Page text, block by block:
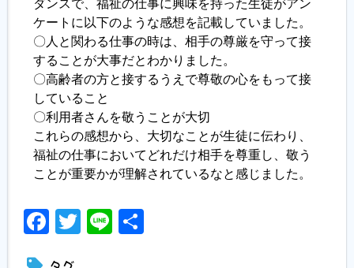
ダンスで、福祉の仕事に興味を持った生徒がアン
ケートに以下のような感想を記載していました。
〇人と関わる仕事の時は、相手の尊厳を守って接
することが大事だとわかりました。
〇高齢者の方と接するうえで尊敬の心をもって接
していること
〇利用者さんを敬うことが大切
これらの感想から、大切なことが生徒に伝わり、
福祉の仕事においてどれだけ相手を尊重し、敬う
ことが重要かが理解されているなと感じました。
Facebook
Twitter
Line